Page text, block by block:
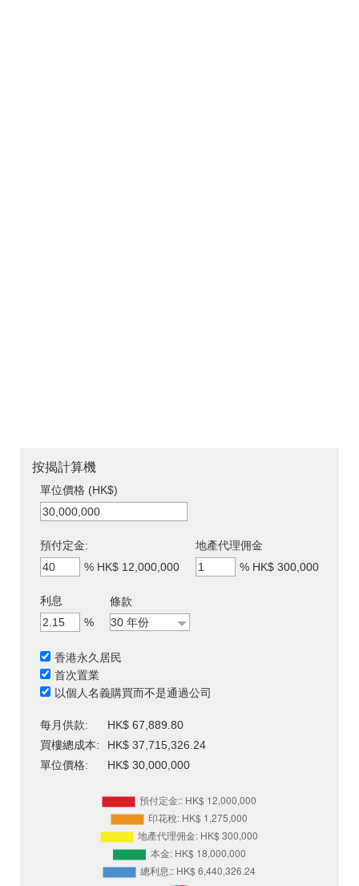
按揭計算機
單位價格 (HK$)
預付定金:
% HK$ 12,000,000
地產代理佣金
% HK$ 300,000
利息
%
條款
香港永久居民
首次置業
以個人名義購買而不是通過公司
每月供款:
HK$ 67,889.80
買樓總成本:
HK$ 37,715,326.24
單位價格:
HK$ 30,000,000